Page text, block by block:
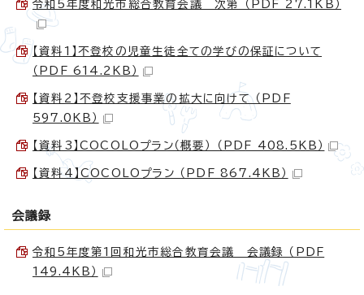
令和5年度和光市総合教育会議 次第 （PDF 27.1KB）
【資料1】不登校の児童生徒全ての学びの保証について
（PDF 614.2KB）
【資料2】不登校支援事業の拡大に向けて （PDF
597.0KB）
【資料3】COCOLOプラン（概要） （PDF 408.5KB）
【資料4】COCOLOプラン （PDF 867.4KB）
会議録
令和5年度第1回和光市総合教育会議 会議録 （PDF
149.4KB）